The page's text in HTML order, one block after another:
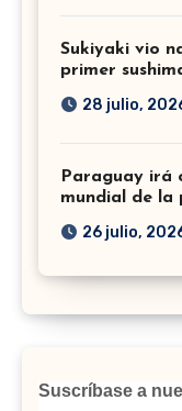
Sukiyaki vio
primer
28 julio,
Paraguay irá
mundial de la
26 julio,
Suscríbase a